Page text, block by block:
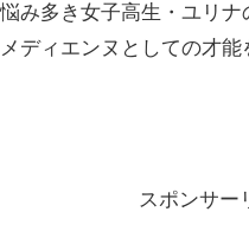
み多き女子高生・ユリ
ディエンヌとしての才
スポンサー